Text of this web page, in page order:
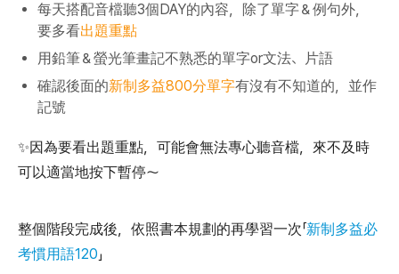
每天搭配音檔聽3個DAY的內容，除了單字＆例句外，
要多看出題重點
用鉛筆＆螢光筆畫記不熟悉的單字or文法、片語
確認後面的新制多益800分單字有沒有不知道的，並作
記號
✨因為要看出題重點，可能會無法專心聽音檔，來不及時
可以適當地按下暫停～
整個階段完成後，依照書本規劃的再學習一次「新制多益必
考慣用語120」